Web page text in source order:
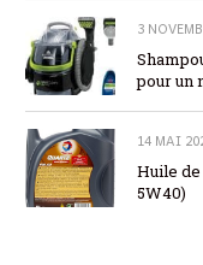
3
pour un
14 MAI
Huile
5W40)